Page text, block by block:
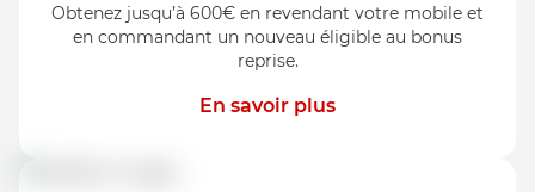
Obtenez jusqu’à 600€ en revendant votre mobile et
en commandant un nouveau éligible au bonus
reprise.
En savoir plus